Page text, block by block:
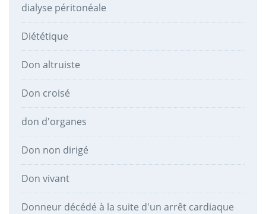
dialyse péritonéale
Diététique
Don altruiste
Don croisé
don d'organes
Don non dirigé
Don vivant
Donneur décédé à la suite d'un arrêt cardiaque